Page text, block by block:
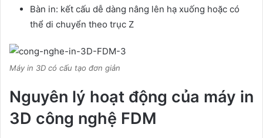
Bàn in: kết cấu dễ dàng nâng lên hạ xuống hoặc có
thể di chuyển theo trục Z
Máy in 3D có cấu tạo đơn giản
Nguyên lý hoạt động của máy in
3D công nghệ FDM